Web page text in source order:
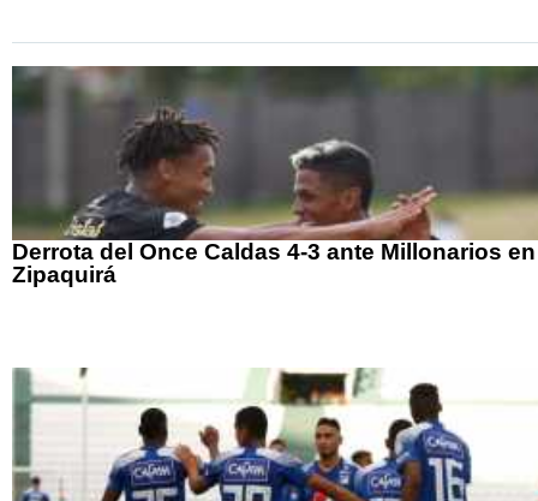
Derrota del Once Caldas 4-3 ante Millonarios en
Zipaquirá